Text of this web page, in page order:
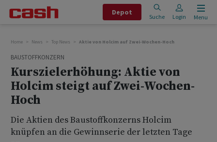
Depot
Suche Login Menu
Home News Top News Aktie von Holcim auf Zwei-Wochen-Hoch
BAUSTOFFKONZERN
Kurszielerhöhung: Aktie von
Holcim steigt auf Zwei-Wochen-
Hoch
Die Aktien des Baustoffkonzerns Holcim
knüpfen an die Gewinnserie der letzten Tage